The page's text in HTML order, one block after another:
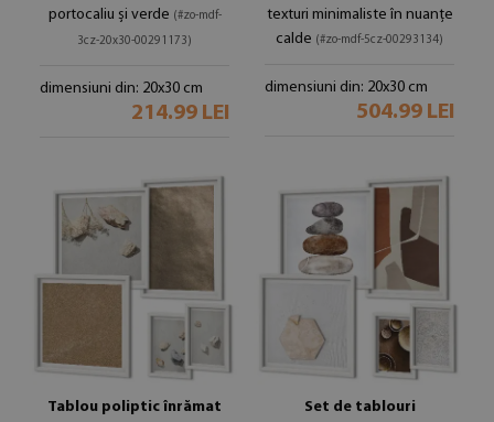
portocaliu și verde (#zo-mdf-
3cz-20x30-00291173)
dimensiuni din: 20x30 cm
214.99 LEI
texturi minimaliste în nuanțe
calde (#zo-mdf-5cz-00293134)
dimensiuni din: 20x30 cm
504.99 LEI
Tablou poliptic înrămat
Set de tablouri